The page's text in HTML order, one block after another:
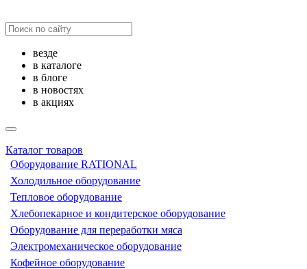
везде
в каталоге
в блоге
в новостях
в акциях
Каталог товаров
Оборудование RATIONAL
Холодильное оборудование
Тепловое оборудование
Хлебопекарное и кондитерское оборудование
Оборудование для переработки мяса
Электромеханическое оборудование
Кофейное оборудование